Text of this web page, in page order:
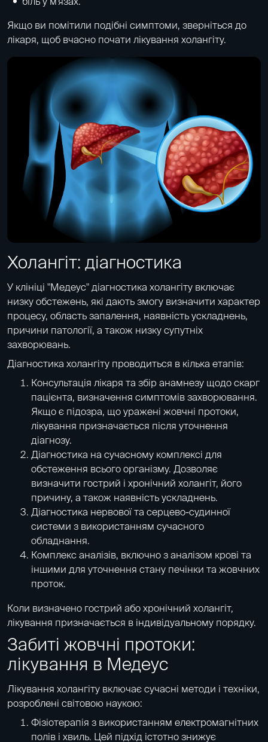
Якщо ви помітили подібні симптоми, зверніться до
лікаря, щоб вчасно почати лікування холангіту.
Холангіт: діагностика
У клініці "Медеус" діагностика холангіту включає
низку обстежень, які дають змогу визначити характер
процесу, область запалення, наявність ускладнень,
причини патології, а також низку супутніх
захворювань.
Діагностика холангіту проводиться в кілька етапів:
Консультація лікаря та збір анамнезу щодо скарг
пацієнта, визначення симптомів захворювання.
Якщо є підозра, що уражені жовчні протоки,
лікування призначається після уточнення
діагнозу.
Діагностика на сучасному комплексі для
обстеження всього організму. Дозволяє
визначити гострий і хронічний холангіт, його
причину, а також наявність ускладнень.
Діагностика нервової та серцево-судинної
системи з використанням сучасного
обладнання.
Комплекс аналізів, включно заналізом крові та
іншими для уточнення стану печінки та жовчних
проток.
Коли визначено гострий або хронічний холангіт,
лікування призначається в індивідуальному порядку.
Забиті жовчні протоки:
лікування в Медеус
Лікування холангіту включає сучасні методи і техніки,
розроблені світовою наукою:
Фізіотерапія з використанням електромагнітних
полів і хвиль. Цей підхід істотно знижує